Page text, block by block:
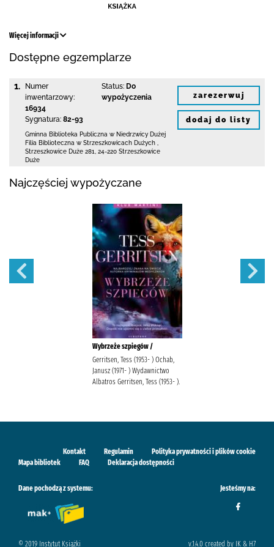
Więcej informacji
Dostępne egzemplarze
1.
Numer
inwentarzowy:
16934
Sygnatura: 82-93
Status: Do
wypożyczenia
Gminna Biblioteka Publiczna w Niedrzwicy Dużej
Filia Biblioteczna w Strzeszkowicach Dużych
Strzeszkowice Duże 281
24-220 Strzeszkowice
Duże
zarezerwuj
dodaj do listy
Najczęściej wypożyczane
Wybrzeże szpiegów /
Gerritsen, Tess (1953- ) Ochab,
Janusz (1971- ) Wydawnictwo
Albatros Gerritsen, Tess (1953- ).
Kontakt Regulamin
Polityka prywatności i plików cookie
Mapa bibliotek
FAQ Deklaracja dostępności
Dane pochodzą z systemu: Jesteśmy na:
© 2019 Instytut Książki v.1.4.0 created by IK & H7